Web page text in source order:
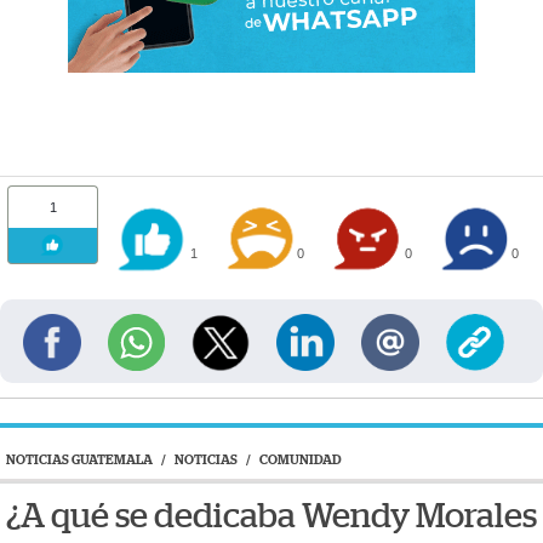
1
1 0 0 0
NOTICIAS GUATEMALA / NOTICIAS / COMUNIDAD
¿A qué se dedicaba Wendy Morales